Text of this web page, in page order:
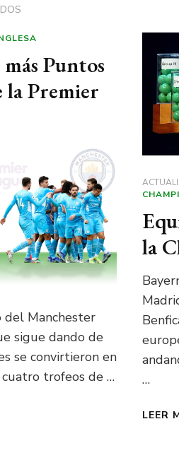
Puntos
la Premier
Manchester
sigue dando de
se convirtieron en
trofeos de …
la
…
LEER